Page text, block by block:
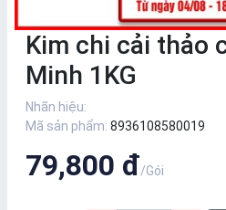
Kim chi cải thảo
Minh 1KG
Nhãn hiệu:
Mã sản phẩm: 8936108580019
79,800 đ/Gói